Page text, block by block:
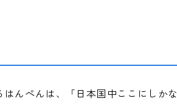
んぺんは、「日本国中ここにしかな